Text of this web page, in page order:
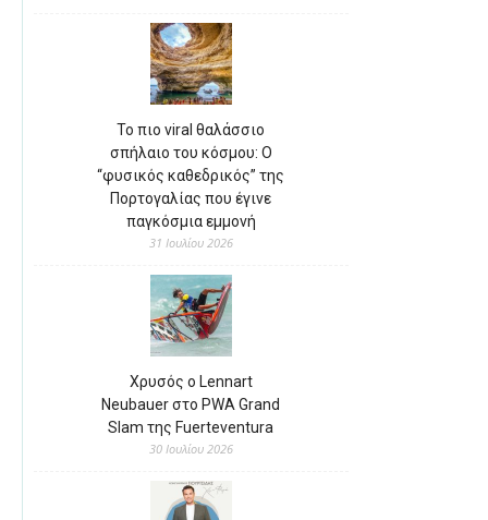
Το πιο viral θαλάσσιο
σπήλαιο του κόσμου: Ο
“φυσικός καθεδρικός” της
Πορτογαλίας που έγινε
παγκόσμια εμμονή
31 Ιουλίου 2026
Χρυσός ο Lennart
Neubauer στο PWA Grand
Slam της Fuerteventura
30 Ιουλίου 2026